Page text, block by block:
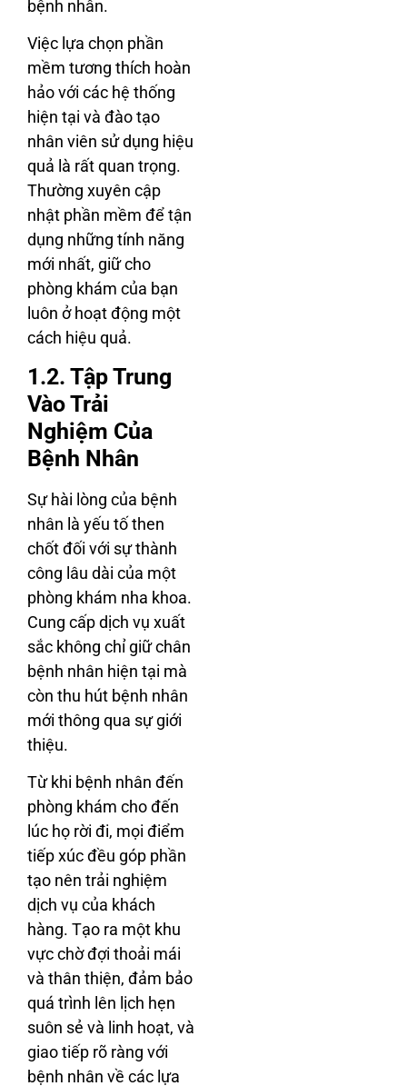
bệnh nhân.
Việc lựa chọn phần
mềm tương thích hoàn
hảo với các hệ thống
hiện tại và đào tạo
nhân viên sử dụng hiệu
quả là rất quan trọng.
Thường xuyên cập
nhật phần mềm để tận
dụng những tính năng
mới nhất, giữ cho
phòng khám của bạn
luôn ở hoạt động một
cách hiệu quả.
1.2. Tập Trung
Vào Trải
Nghiệm Của
Bệnh Nhân
Sự hài lòng của bệnh
nhân là yếu tố then
chốt đối với sự thành
công lâu dài của một
phòng khám nha khoa.
Cung cấp dịch vụ xuất
sắc không chỉ giữ chân
bệnh nhân hiện tại mà
còn thu hút bệnh nhân
mới thông qua sự giới
thiệu.
Từ khi bệnh nhân đến
phòng khám cho đến
lúc họ rời đi, mọi điểm
tiếp xúc đều góp phần
tạo nên trải nghiệm
dịch vụ của khách
hàng. Tạo ra một khu
vực chờ đợi thoải mái
và thân thiện, đảm bảo
quá trình lên lịch hẹn
suôn sẻ và linh hoạt, và
giao tiếp rõ ràng với
bệnh nhân về các lựa